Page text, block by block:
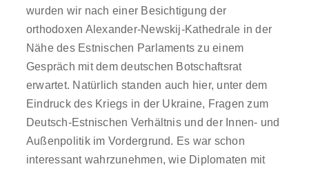
wurden wir nach einer Besichtigung der
orthodoxen Alexander-Newskij-Kathedrale in der
Nähe des Estnischen Parlaments zu einem
Gespräch mit dem deutschen Botschaftsrat
erwartet. Natürlich standen auch hier, unter dem
Eindruck des Kriegs in der Ukraine, Fragen zum
Deutsch-Estnischen Verhältnis und der Innen- und
Außenpolitik im Vordergrund. Es war schon
interessant wahrzunehmen, wie Diplomaten mit